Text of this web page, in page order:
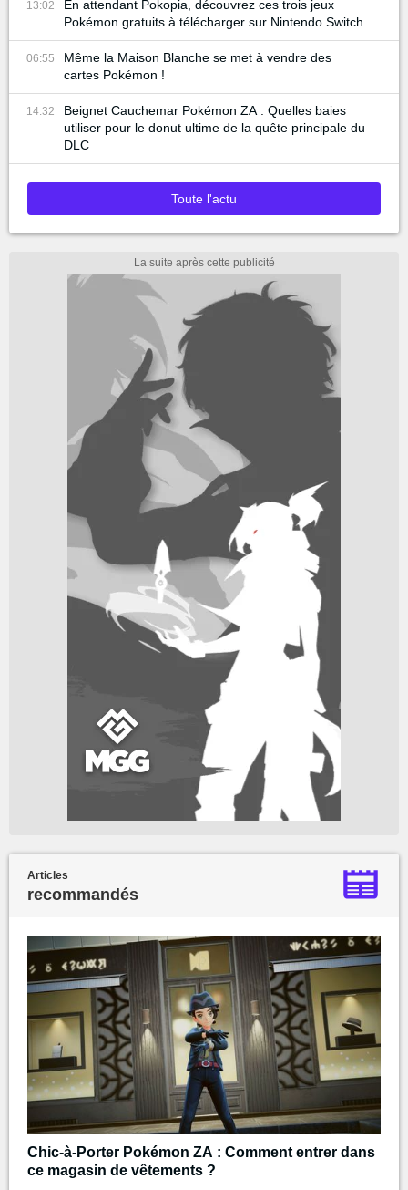
13:02
En attendant Pokopia, découvrez ces trois jeux
Pokémon gratuits à télécharger sur Nintendo Switch
06:55
Même la Maison Blanche se met à vendre des
cartes Pokémon !
14:32
Beignet Cauchemar Pokémon ZA : Quelles baies
utiliser pour le donut ultime de la quête principale du
DLC
Toute l'actu
Articles
recommandés
Chic-à-Porter Pokémon ZA : Comment entrer dans
ce magasin de vêtements ?